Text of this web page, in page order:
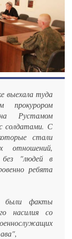
выехала туда
Рустамом
солдатами. С
стали
отношений,
без "людей в
ребята
были факты
насилия со